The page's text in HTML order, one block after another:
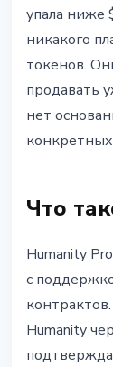
упала ниже
никакого
токенов.
продавать
нет
конкретных
Что
Humanity
с
Humanity